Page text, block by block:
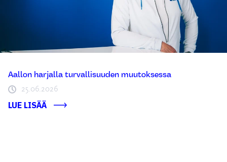
Aallon harjalla turvallisuuden muutoksessa
25.06.2026
LUE LISÄÄ